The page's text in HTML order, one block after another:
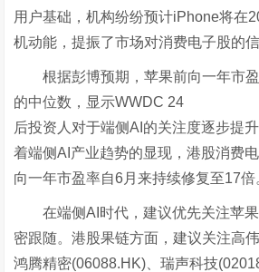
用户基础，机构纷纷预计iPhone将在
机动能，提振了市场对消费电子股的信
根据彭博预期，苹果前向一年市盈
的中位数，显示WWDC 24
后投资人对于端侧AI的关注度逐步提
着端侧AI产业趋势的显现，港股消费
向一年市盈率自6月来持续修复至17倍
在端侧AI时代，建议优先关注苹果
密跟随。港股果链方面，建议关注高
鸿腾精密(06088.HK)、瑞声科技